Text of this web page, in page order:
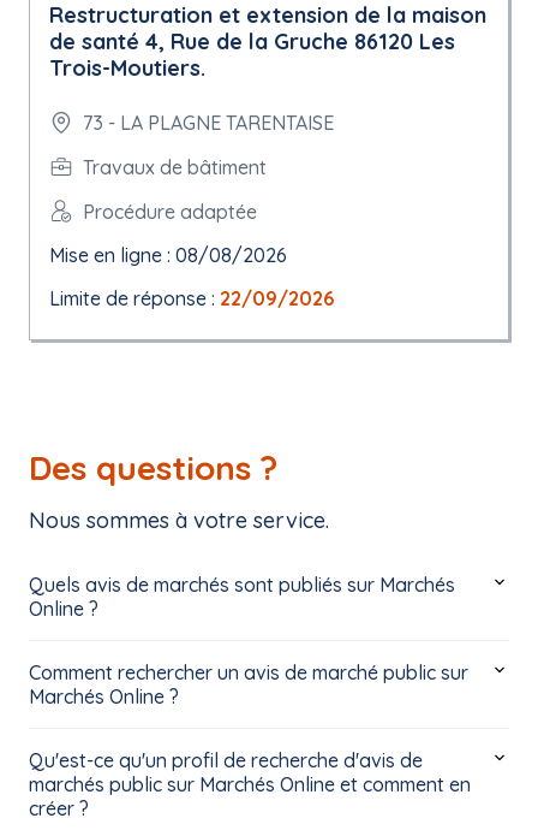
Restructuration et extension de la maison
de santé 4, Rue de la Gruche 86120 Les
Trois-Moutiers.
73 - LA PLAGNE TARENTAISE
Travaux de bâtiment
Procédure adaptée
Mise en ligne : 08/08/2026
Limite de réponse : 22/09/2026
Des questions ?
Nous sommes à votre service.
Quels avis de marchés sont publiés sur Marchés
Online ?
Comment rechercher un avis de marché public sur
Marchés Online ?
Qu'est-ce qu'un profil de recherche d'avis de
marchés public sur Marchés Online et comment en
créer ?